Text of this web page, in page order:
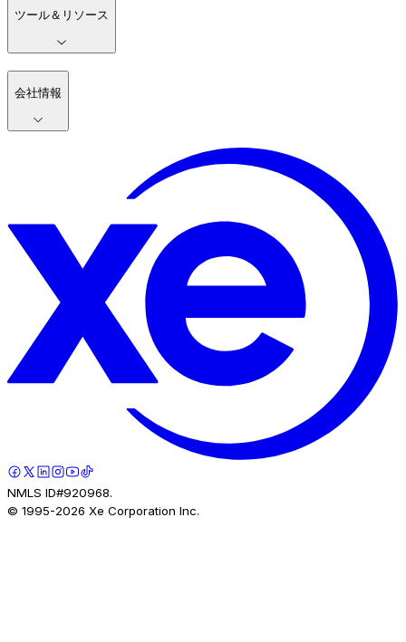
ツール＆リソース
会社情報
NMLS ID#920968.
© 1995-2026 Xe Corporation Inc.